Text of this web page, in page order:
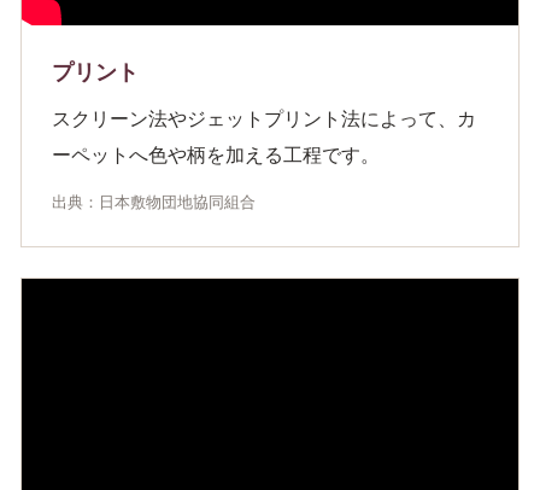
プリント
スクリーン法やジェットプリント法によって、カ
ーペットへ色や柄を加える工程です。
出典：日本敷物団地協同組合